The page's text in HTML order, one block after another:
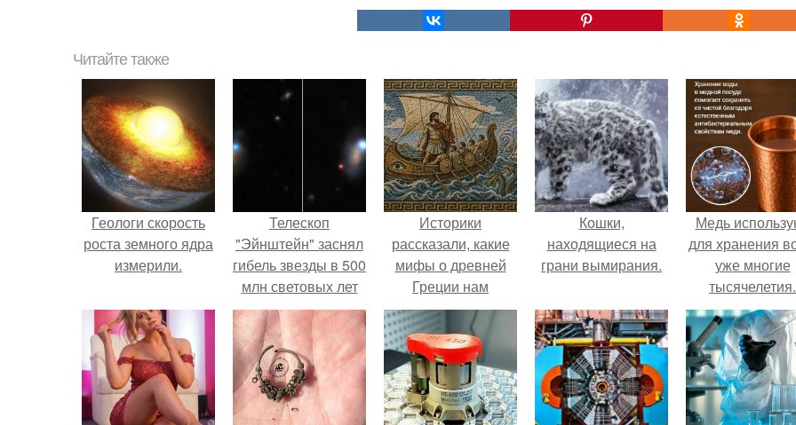
Читайте также
Геологи скорость
роста земного ядра
измерили.
Телескоп
"Эйнштейн" заснял
гибель звезды в 500
млн световых лет
от земли.
Историки
рассказали, какие
мифы о древней
Греции нам
навязало кино.
Кошки,
находящиеся на
грани вымирания.
Медь
для хранения
уже многие
тысячелетия.